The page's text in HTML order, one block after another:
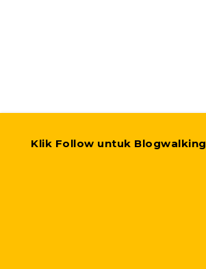
Klik Follow untuk Blogwalking